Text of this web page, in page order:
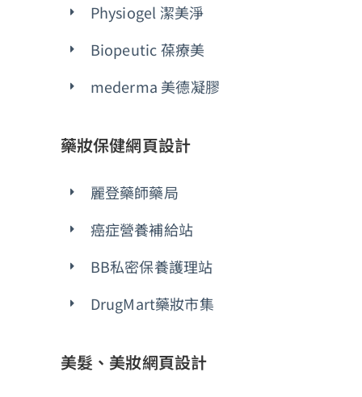
Physiogel 潔美淨
Biopeutic 葆療美
mederma 美德凝膠
藥妝保健網頁設計
麗登藥師藥局
癌症營養補給站
BB私密保養護理站
DrugMart藥妝市集
美髮、美妝網頁設計